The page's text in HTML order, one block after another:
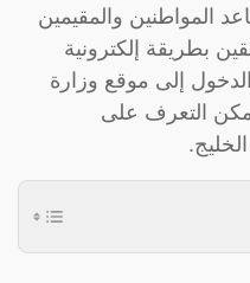
المواطنين والمقيمين
بطريقة إلكترونية
إلى موقع وزارة
التعرف على